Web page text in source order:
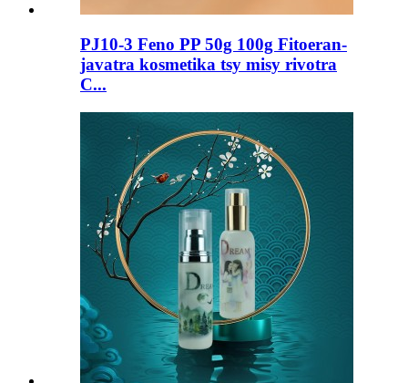
PJ10-3 Feno PP 50g 100g Fitoeran-
javatra kosmetika tsy misy rivotra
C...